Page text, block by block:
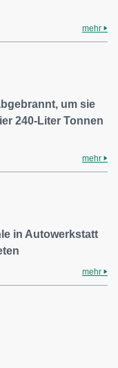
mehr
um sie
240-Liter Tonnen
mehr
in Autowerkstatt
mehr